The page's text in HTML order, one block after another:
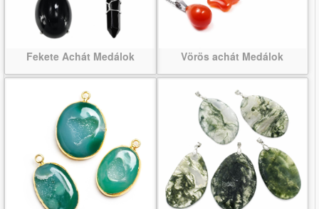
Fekete Achát Medálok Vörös achát Medálok